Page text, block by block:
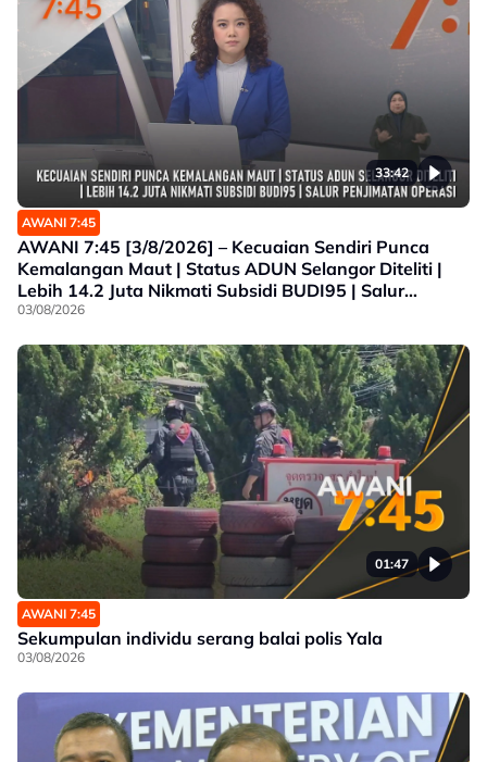
33:42
AWANI 7:45
AWANI 7:45 [3/8/2026] – Kecuaian Sendiri Punca
Kemalangan Maut | Status ADUN Selangor Diteliti |
Lebih 14.2 Juta Nikmati Subsidi BUDI95 | Salur
Penjimatan Operasi
03/08/2026
01:47
AWANI 7:45
Sekumpulan individu serang balai polis Yala
03/08/2026